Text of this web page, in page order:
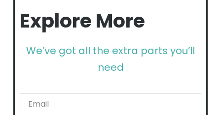
Explore More
We’ve got all the extra parts you’ll
need